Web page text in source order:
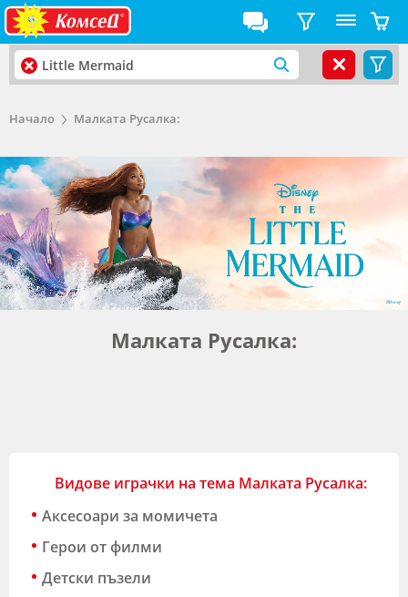
Начало Малката Русалка:
Малката Русалка:
Видoве играчки на тема Малката Русалка:
Аксесоари за момичета
Герои от филми
Детски пъзели